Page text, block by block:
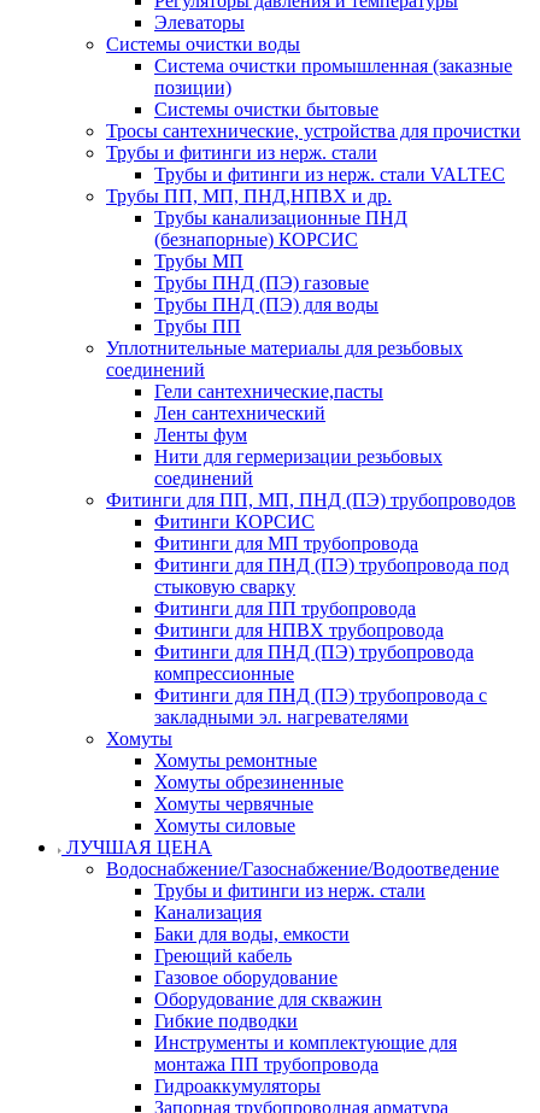
Элеваторы
Системы очистки воды
Система очистки промышленная (заказные
позиции)
Системы очистки бытовые
Тросы сантехнические, устройства для прочистки
Трубы и фитинги из нерж. стали
Трубы и фитинги из нерж. стали VALTEC
Трубы ПП, МП, ПНД,НПВХ и др.
Трубы канализационные ПНД
(безнапорные) КОРСИС
Трубы МП
Трубы ПНД (ПЭ) газовые
Трубы ПНД (ПЭ) для воды
Трубы ПП
Уплотнительные материалы для резьбовых
соединений
Гели сантехнические,пасты
Лен сантехнический
Ленты фум
Нити для гермеризации резьбовых
соединений
Фитинги для ПП, МП, ПНД (ПЭ) трубопроводов
Фитинги КОРСИС
Фитинги для МП трубопровода
Фитинги для ПНД (ПЭ) трубопровода под
стыковую сварку
Фитинги для ПП трубопровода
Фитинги для НПВХ трубопровода
Фитинги для ПНД (ПЭ) трубопровода
компрессионные
Фитинги для ПНД (ПЭ) трубопровода с
закладными эл. нагревателями
Хомуты
Хомуты ремонтные
Хомуты обрезиненные
Хомуты червячные
Хомуты силовые
ЛУЧШАЯ ЦЕНА
Водоснабжение/Газоснабжение/Водоотведение
Трубы и фитинги из нерж. стали
Канализация
Баки для воды, емкости
Греющий кабель
Газовое оборудование
Оборудование для скважин
Гибкие подводки
Инструменты и комплектующие для
монтажа ПП трубопровода
Гидроаккумуляторы
Запорная трубопроводная арматура